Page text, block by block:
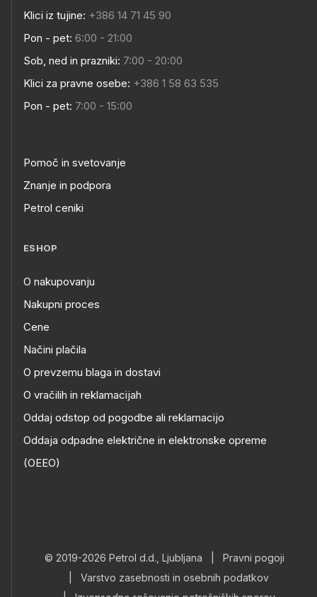
Klici iz tujine: +386 14 71 45 90
Pon - pet: 6:00 - 21:00
Sob, ned in prazniki: 7:00 - 20:00
Klici za pravne osebe: +386 1 58 63 535
Pon - pet: 7:00 - 15:00
Pomoč in svetovanje
Znanje in podpora
Petrol ceniki
ESHOP
O nakupovanju
Nakupni proces
Cene
Načini plačila
O prevzemu blaga in dostavi
O vračilih in reklamacijah
Oddaj odstop od pogodbe ali reklamacijo
Oddaja odpadne električne in elektronske opreme
(OEEO)
© 2019-2026 Petrol d.d., Ljubljana
Pravni pogoji
Varstvo zasebnosti in osebnih podatkov